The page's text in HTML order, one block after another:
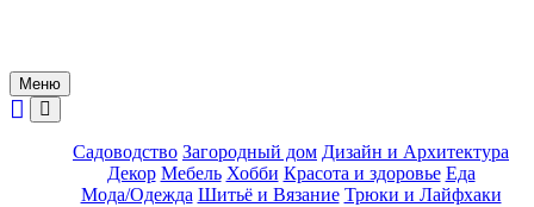
Меню
Садоводство Загородный дом Дизайн и Архитектура
Декор Мебель Хобби Красота и здоровье Еда
Мода/Одежда Шитьё и Вязание Трюки и Лайфхаки